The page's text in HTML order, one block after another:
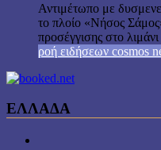
Αντιμέτωπο με
το πλοίο «Νήσος
προσέγγισης στο
ροή ειδήσεων cosmos
ΕΛΛΑΔΑ